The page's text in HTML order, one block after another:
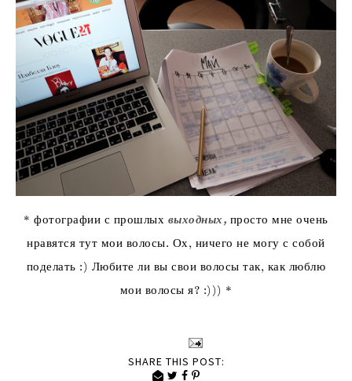
* фотографии с прошлых выходных, просто мне очень
нравятся тут мои волосы. Ох, ничего не могу с собой
поделать :) Любите ли вы свои волосы так, как люблю
мои волосы я? :))) *
SHARE THIS POST: